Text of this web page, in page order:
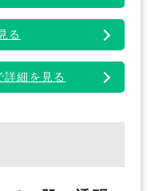
る
細を見る